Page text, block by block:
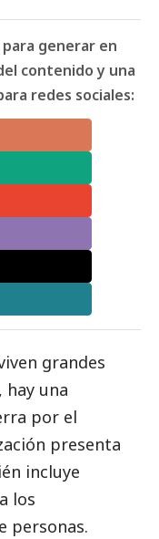
generar en
contenido y una
redes sociales:
grandes
una
por el
presenta
incluye
los
personas.